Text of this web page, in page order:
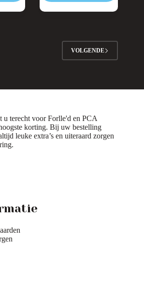
VOLGENDE
terecht voor Forlle'd en PCA
korting. Bij uw bestelling
leuke extra’s en uiteraard zorgen